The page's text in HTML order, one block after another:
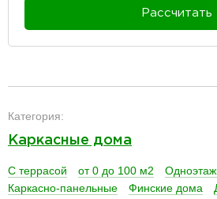
Рассчитать
Категория:
Каркасные дома
С террасой от 0 до 100 м2
Каркасно-панельные
Финские дома